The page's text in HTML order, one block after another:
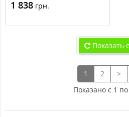
400В пер. тока (3 фазы)
1 838 грн.
Показать
1 2 >
Показано с 1